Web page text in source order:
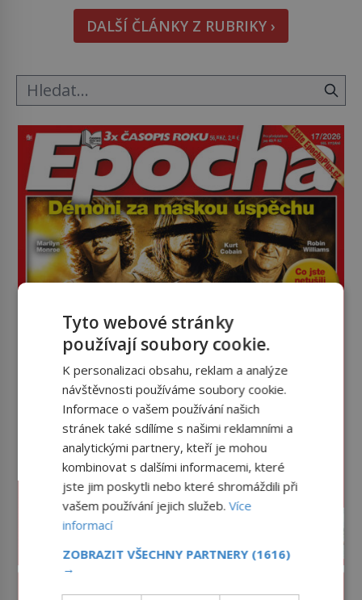
pověsil Napoleon? Samotný císař Napoleon
Bonaparte (1769–1821) má pro malbu slabost, a
tak si ji ještě jako první konzul přemístí do své
DALŠÍ ČLÁNKY Z RUBRIKY ›
Tyto webové stránky
používají soubory cookie.
K personalizaci obsahu, reklam a analýze
návštěvnosti používáme soubory cookie.
Informace o vašem používání našich
stránek také sdílíme s našimi reklamními a
analytickými partnery, kteří je mohou
kombinovat s dalšími informacemi, které
jste jim poskytli nebo které shromáždili při
vašem používání jejich služeb.Více
informací
ZOBRAZIT VŠECHNY PARTNERY (1616)
→